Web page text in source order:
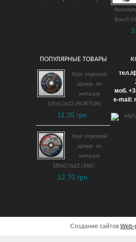
Бетономешалка
БСМ-250
24,999 грн.
ДОБАВИТЬ В
Bosch
ПОПУЛЯРНЫЕ ТОВАРЫ
Круг отрезной
армир. по
металлу
125х1,0х22 (NORTON)
11.35 грн.
Круг отрезной
армир. по
металлу
180х2,0х22 (ЗАК)
12.70 грн.
тел./
моб.
e-mail:
Создание сайтов Web-